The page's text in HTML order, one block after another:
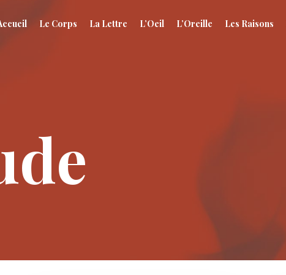
Le Corps La Lettre L’Oeil L’Oreille Les Raisons